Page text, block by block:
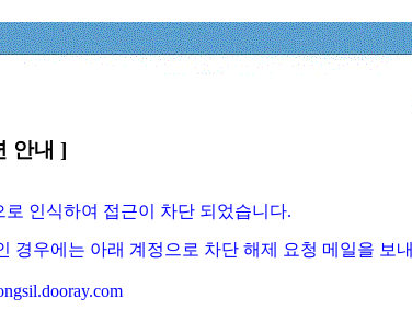
안내 ]
인식하여 접근이 차단 되었습니다.
경우에는 아래 계정으로 차단 해제 요청 메일을 보내